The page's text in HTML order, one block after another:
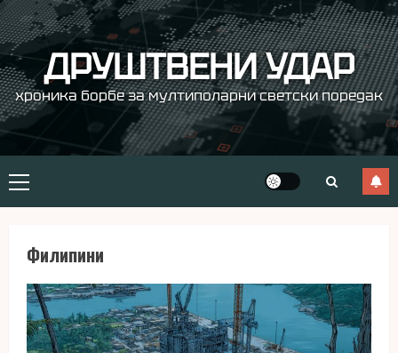
Skip
to
content ДРУШТВЕНИ УДАР
хроника борбе за мултиполарни светски поредак
Primary
Menu
Филипини